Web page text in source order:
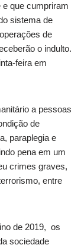
que cumpriram
sistema de
de
o indulto.
feira em
a pessoas
de
paraplegia e
pena em um
crimes graves,
entre
de 2019, os
sociedade